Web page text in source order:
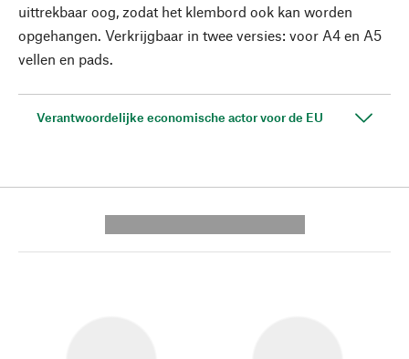
uittrekbaar oog, zodat het klembord ook kan worden
opgehangen. Verkrijgbaar in twee versies: voor A4 en A5
vellen en pads.
Verantwoordelijke economische actor voor de EU